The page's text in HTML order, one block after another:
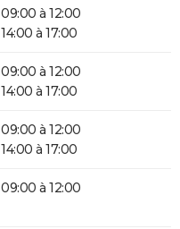
09:00 à 12:00
14:00 à 17:00
09:00 à 12:00
14:00 à 17:00
09:00 à 12:00
14:00 à 17:00
09:00 à 12:00